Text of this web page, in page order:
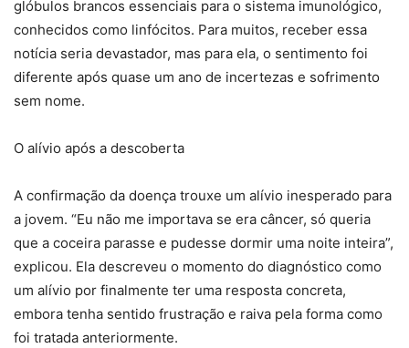
glóbulos brancos essenciais para o sistema imunológico,
conhecidos como linfócitos. Para muitos, receber essa
notícia seria devastador, mas para ela, o sentimento foi
diferente após quase um ano de incertezas e sofrimento
sem nome.
O alívio após a descoberta
A confirmação da doença trouxe um alívio inesperado para
a jovem. “Eu não me importava se era câncer, só queria
que a coceira parasse e pudesse dormir uma noite inteira”,
explicou. Ela descreveu o momento do diagnóstico como
um alívio por finalmente ter uma resposta concreta,
embora tenha sentido frustração e raiva pela forma como
foi tratada anteriormente.